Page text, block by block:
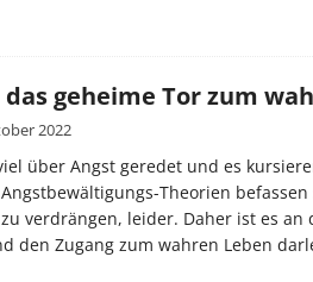
geheime Tor zum
2022
über Angst geredet und es
Theorien
verdrängen, leider. Daher ist es
den Zugang zum wahren Leben